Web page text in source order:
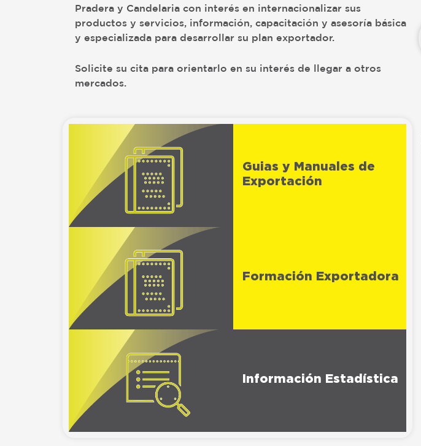
Pradera y Candelaria con interés en internacionalizar sus
productos y servicios, información, capacitación y asesoría básica
y especializada para desarrollar su plan exportador.
Solicite su cita para orientarlo en su interés de llegar a otros
mercados.
Guias y Manuales de
Exportación
Formación Exportadora
Información Estadística